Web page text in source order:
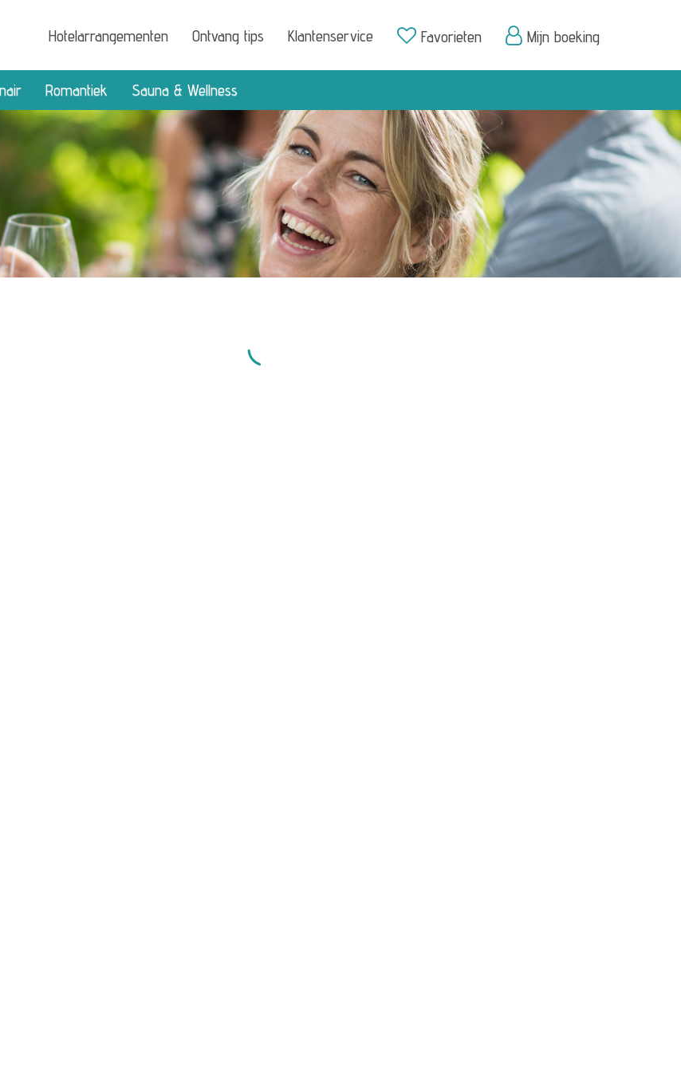
Hotelarrangementen Ontvang tips Klantenservice Favorieten Mijn boeking
Romantiek Sauna & Wellness